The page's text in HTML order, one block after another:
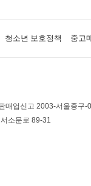
청소년 보호정책 중고
매업신고 2003-서울중구-
소문로 89-31